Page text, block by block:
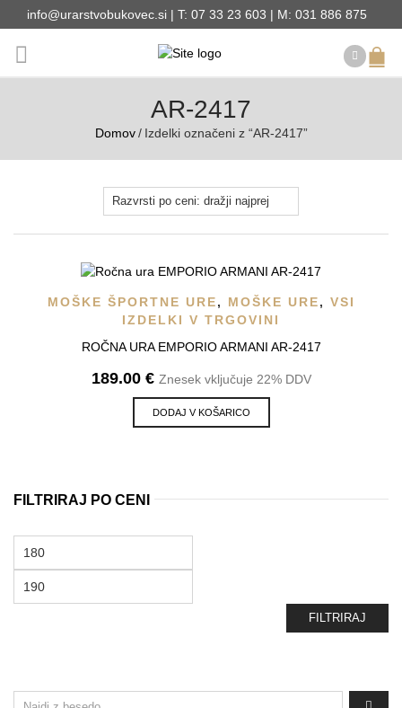
info@urarstvobukovec.si | T: 07 33 23 603 | M: 031 886 875
AR-2417
Domov / Izdelki označeni z “AR-2417”
MOŠKE ŠPORTNE URE, MOŠKE URE, VSI
IZDELKI V TRGOVINI
ROČNA URA EMPORIO ARMANI AR-2417
189.00 € Znesek vključuje 22% DDV
DODAJ V KOŠARICO
FILTRIRAJ PO CENI
cena
cena
FILTRIRAJ